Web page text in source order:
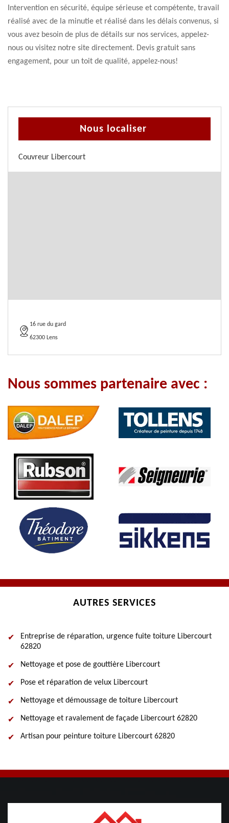
Intervention en sécurité, équipe sérieuse et compétente, travail
réalisé avec de la minutie et réalisé dans les délais convenus, si
vous avez besoin de plus de détails sur nos services, appelez-
nous ou visitez notre site directement. Devis gratuit sans
engagement, pour un toit de qualité, appelez-nous!
Nous localiser
Couvreur Libercourt
16 rue du gard
62300 Lens
Nous sommes partenaire avec :
AUTRES SERVICES
Entreprise de réparation, urgence fuite toiture Libercourt
62820
Nettoyage et pose de gouttière Libercourt
Pose et réparation de velux Libercourt
Nettoyage et démoussage de toiture Libercourt
Nettoyage et ravalement de façade Libercourt 62820
Artisan pour peinture toiture Libercourt 62820